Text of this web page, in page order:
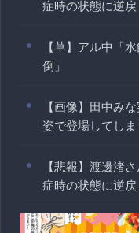
症時の状態に逆戻
【草】アル中「
倒」
【画像】田中み
姿で登場してしま
【悲報】渡邊渚
症時の状態に逆戻